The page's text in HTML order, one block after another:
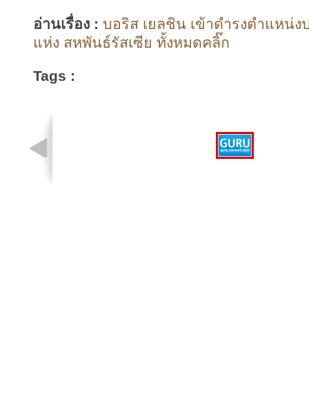
อ่านเรื่อง : บอริส เยลชิน เข้าดำรงตำแหน่
แห่ง สหพันธ์รัสเซีย ทั้งหมดคลิ๊ก
Tags :